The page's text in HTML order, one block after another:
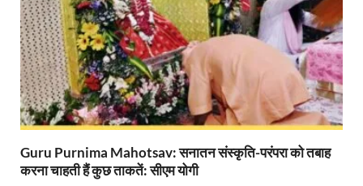
Baster’s New Picture: बस्तर की नई तस्वीर: मैदान में
पीएम मोदी के संबोधन की बड़ी बातें
Modern Composite Sleepers: एआई की मदद से ट्रैक
Char Dham Yatra Action Plan: चारधाम यात्रा-
Katra Banihal Special Train: कटरा – बनिहाल के
Aerial Survey: सीएम योगी के निर्देश पर उप मुख्यमंत्री व
Guru Purnima Mahotsav: सनातन संस्कृति-परंपरा को तबाह
करना चाहती हैं कुछ ताकतें: सीएम योगी